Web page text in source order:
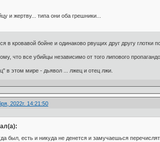
и жертву... типа они оба грешники...
в кровавой бойне и одинаково рвущих друг другу глотки
что все убийцы независимо от того липового
в этом мире - дьявол ... лжец и отец лжи.
2022г. 14:21:50
был, есть и никуда не денется и замучаешься